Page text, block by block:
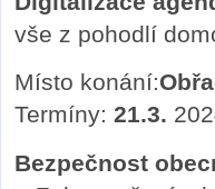
vše z pohodlí
Místo konání:
Termíny:21.3.
Bezpečnost